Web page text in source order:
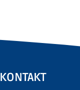
KONTAKT